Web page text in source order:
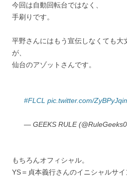
今回は自動回転台ではなく、
手刷りです。
平野さんにはもう宣伝しなくても大
が、
仙台のアゾットさんです。
#FLCL pic.twitter.com/
— GEEKS RULE
もちろんオフィシャル。
YS＝貞本義行さんのイニシャルサイ